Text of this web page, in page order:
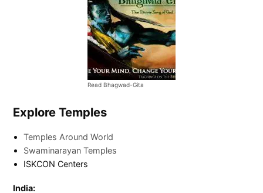
Read Bhagwad-Gita
Explore Temples
Temples Around World
Swaminarayan Temples
ISKCON Centers
India: